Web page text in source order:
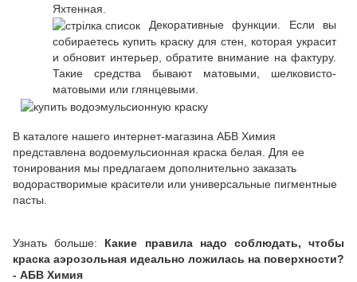
Яхтенная.
Декоративные функции. Если вы
собираетесь купить краску для стен, которая украсит
и обновит интерьер, обратите внимание на фактуру.
Такие средства бывают матовыми, шелковисто-
матовыми или глянцевыми.
В каталоге нашего интернет-магазина АБВ Химия
представлена водоемульсионная краска белая. Для ее
тонирования мы предлагаем дополнительно заказать
водорастворимые красители или универсальные пигментные
пасты.
Узнать больше: Какие правила надо соблюдать, чтобы
краска аэрозольная идеально ложилась на поверхности?
- АБВ Химия